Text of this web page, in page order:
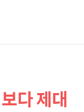
다 제대